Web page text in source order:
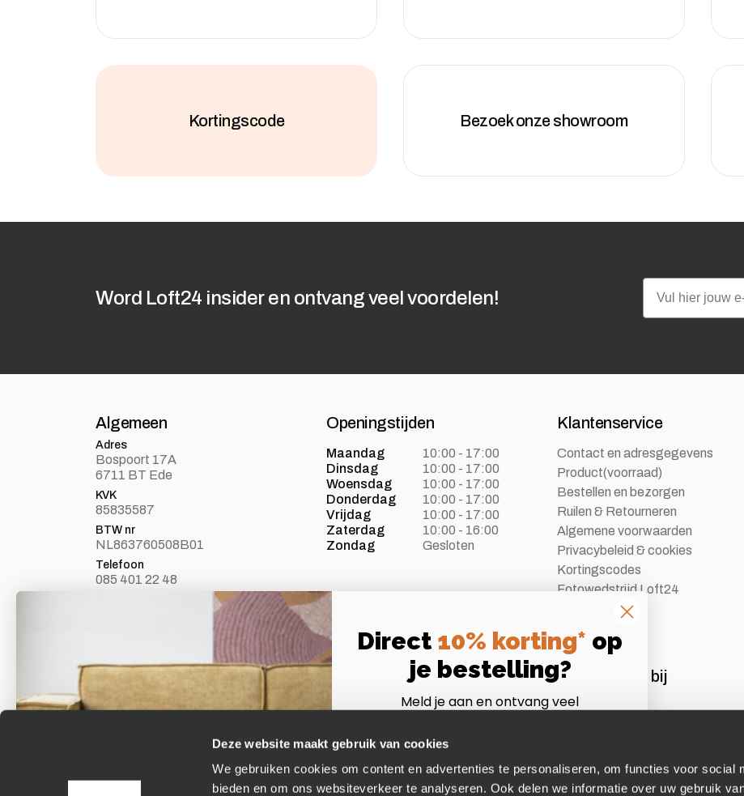
Deze website maakt gebruik van cookies
We gebruiken cookies om content en advertenties te personaliseren, om functies voor social
bieden en om ons websiteverkeer te analyseren. Ook delen we informatie over uw gebruik
Kortingscode Bezoek onze showroom
Word Loft24 insider en ontvang veel voordelen!
Email
Algemeen
Adres
Bospoort 17A
6711 BT Ede
KVK
85835587
BTW nr
NL863760508B01
Telefoon
085 401 22 48
Openingstijden
Maandag
10:00 - 17:00
Dinsdag
10:00 - 17:00
Woensdag
10:00 - 17:00
Donderdag
10:00 - 17:00
Vrijdag
10:00 - 17:00
Zaterdag
10:00 - 16:00
Zondag
Gesloten
Klantenservice
Contact en adresgegevens
Product(voorraad)
Bestellen en bezorgen
Ruilen & Retourneren
Algemene voorwaarden
Privacybeleid & cookies
Kortingscodes
Fotowedstrijd Loft24
Laat je inspireren
Facebook
Instagram
Aangesloten bij
Direct 10% korting* op
je bestelling?
Meld je aan en ontvang veel
*Let op:niet te combineren met andere acties of
Email